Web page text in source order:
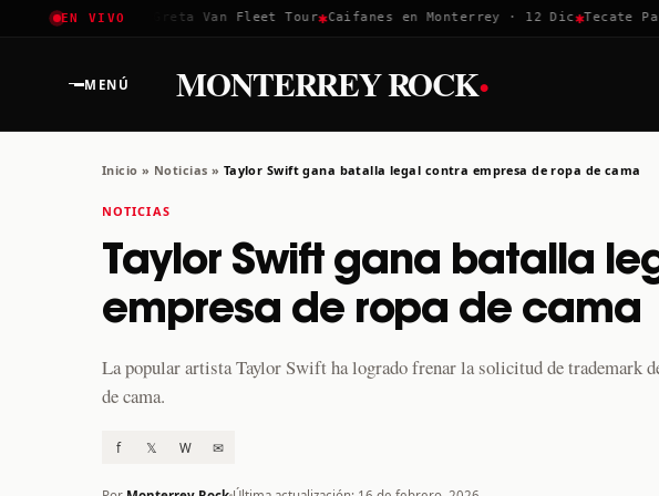
EN VIVO
Coachella 2026✱ Greta Van Fleet Tour✱Caifanes en Monterrey · 12 Dic ✱Tecate Pa'l
MENÚ MONTERREY ROCK·
Inicio » Noticias » Taylor Swift gana batalla legal contra empresa de ropa de cama
NOTICIAS
Taylor Swift gana batalla
empresa de ropa de cama
La popular artista Taylor Swift ha logrado frenar la solicitud de trademark
de cama.
f 𝕏 W ✉